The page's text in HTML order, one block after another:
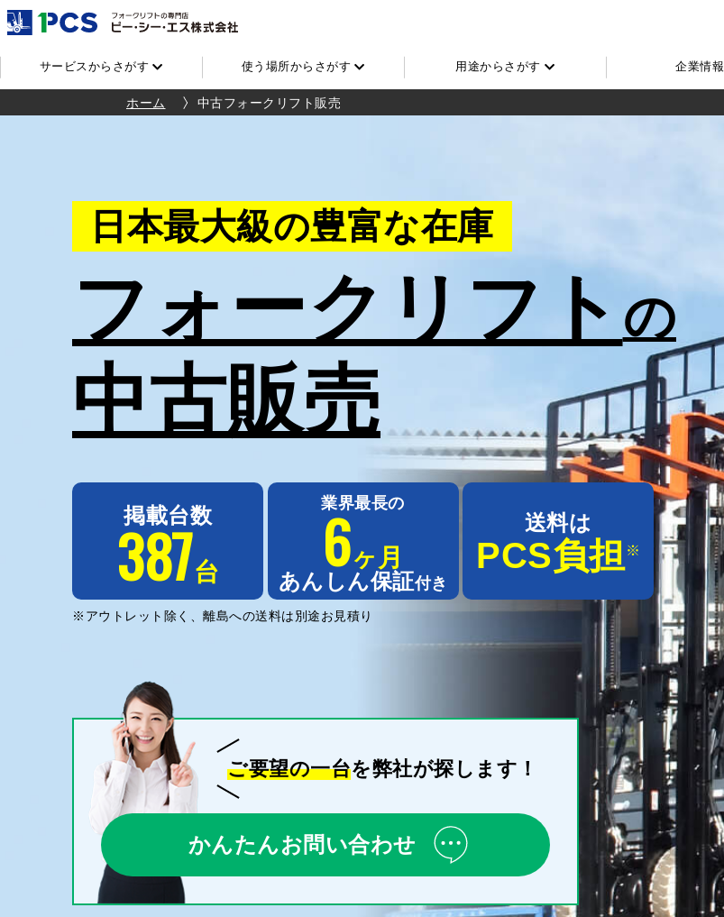
サービスからさがす 使う場所からさがす 用途からさがす 企業情報
ホーム 中古フォークリフト販売
日本最大級の豊富な在庫
フォークリフト の
中古販売
掲載台数
387台
業界最長の
6ヶ月
あんしん保証付き
送料は
PCS負担※
※アウトレット除く、離島への送料は別途お見積り
ご要望の一台を弊社が探します！
かんたんお問い合わせ